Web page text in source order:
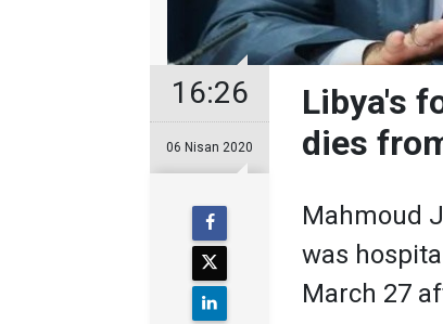
16:26
06 Nisan 2020
Libya's
dies
Mahmoud
was
March 27